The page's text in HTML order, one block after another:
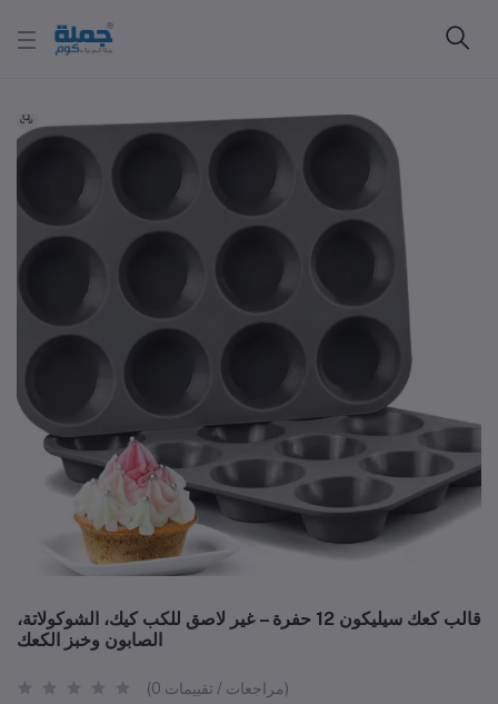
قالب كعك سيليكون 12 حفرة – غير لاصق للكب كيك، الشوكولاتة،
الصابون وخبز الكعك
(0 مراجعات / تقييمات)